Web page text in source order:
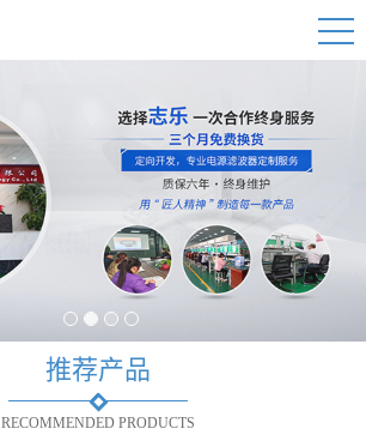
1 2 3 4
推荐产品
RECOMMENDED PRODUCTS